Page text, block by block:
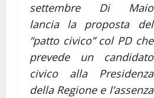
settembre Di Maio
lancia la proposta del
“patto civico” col PD che
prevede un candidato
civico alla Presidenza
della Regione e l’assenza